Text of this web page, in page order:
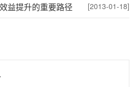
益提升的重要路径 [2013-01-18]